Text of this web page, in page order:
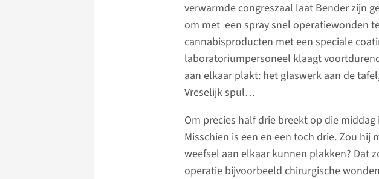
verwarmde congreszaal laat Bender zijn
om met een spray snel operatiewonden
cannabisproducten met een speciale
laboratoriumpersoneel klaagt
aan elkaar plakt: het glaswerk aan de
Vreselijk spul…
Om precies half drie breekt op die
Misschien is een en een toch drie. Zou
weefsel aan elkaar kunnen plakken? Dat
operatie bijvoorbeeld chirurgische